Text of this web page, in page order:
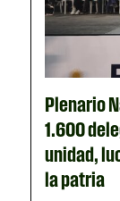
Plenario
1.600
unidad,
la patria